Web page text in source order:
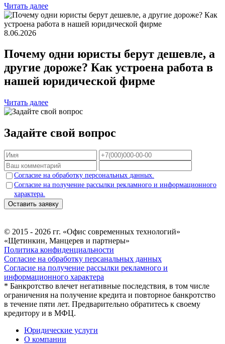
Читать далее
8.06.2026
Почему одни юристы берут дешевле, а
другие дороже? Как устроена работа в
нашей юридической фирме
Читать далее
Задайте свой вопрос
Согласие на обработку персональных данных.
Согласие на получение рассылки рекламного и информационного
характера.
Оставить заявку
© 2015 - 2026 гг. «Офис современных технологий»
«Щетинкин, Манцерев и партнеры»
Политика конфиденциальности
Согласие на обработку персанальных данных
Согласие на получение рассылки рекламного и
информационного характера
* Банкротство влечет негативные последствия, в том числе
ограничения на получение кредита и повторное банкротство
в течение пяти лет. Предварительно обратитесь к своему
кредитору и в МФЦ.
Юридические услуги
О компании